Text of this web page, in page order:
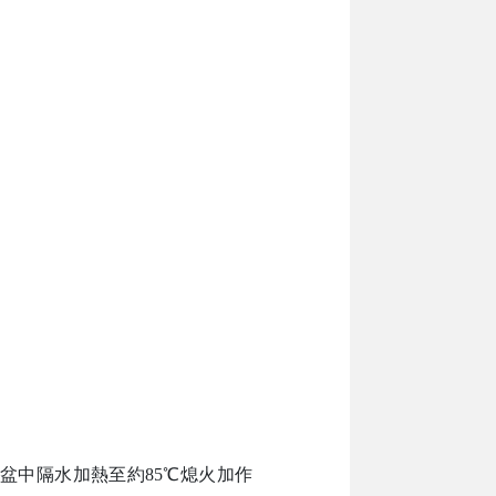
中隔水加熱至約85℃熄火加作